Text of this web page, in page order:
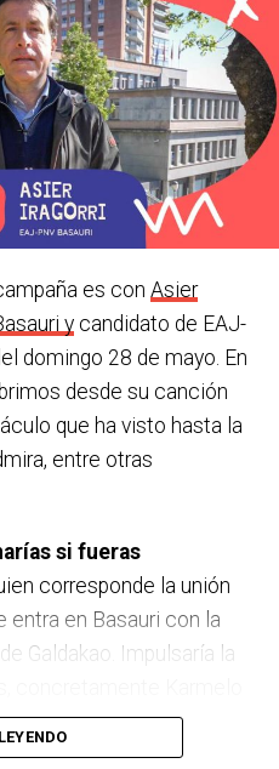
es con Asier
ycandidato de EAJ-
domingo 28 de mayo. En
desde su canción
que ha visto hasta la
entre otras
si fueras
corresponde la unión
entra en Basauri con la
Galdakao. Impulsaría la
para unir la parte baja
buscando el